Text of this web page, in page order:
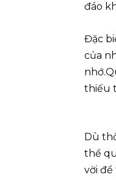
đáo
Đặc
của
thiếu
Dù
thể
vời